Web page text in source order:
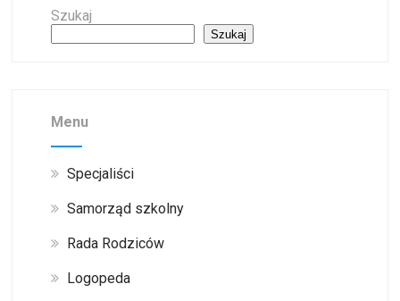
Szukaj
Szukaj
Menu
Specjaliści
Samorząd szkolny
Rada Rodziców
Logopeda